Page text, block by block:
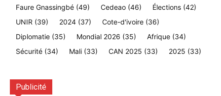
Faure Gnassingbé (49) Cedeao (46) Élections (42)
UNIR (39) 2024 (37) Cote-d'ivoire (36)
Diplomatie (35) Mondial 2026 (35) Afrique (34)
Sécurité (34) Mali (33) CAN 2025 (33) 2025 (33)
Publicité